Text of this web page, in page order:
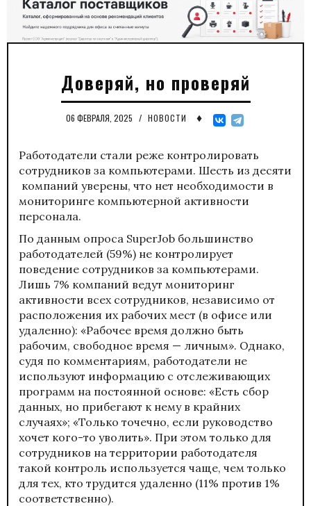
Доверяй, но проверяй
06 ФЕВРАЛЯ, 2025 / НОВОСТИ ♦
Работодатели стали реже контролировать
сотрудников за компьютерами. Шесть из десяти
компаний уверены, что нет необходимости в
мониторинге компьютерной активности
персонала.
По данным опроса SuperJob большинство
работодателей (59%) не контролирует
поведение сотрудников за компьютерами.
Лишь 7% компаний ведут мониторинг
активности всех сотрудников, независимо от
расположения их рабочих мест (в офисе или
удаленно): «Рабочее время должно быть
рабочим, свободное время — личным». Однако,
судя по комментариям, работодатели не
используют информацию с отслеживающих
программ на постоянной основе: «Есть сбор
данных, но прибегают к нему в крайних
случаях»; «Только точечно, если руководство
хочет кого-то уволить». При этом только для
сотрудников на территории работодателя
такой контроль используется чаще, чем только
для тех, кто трудится удаленно (11% против 1%
соответственно).